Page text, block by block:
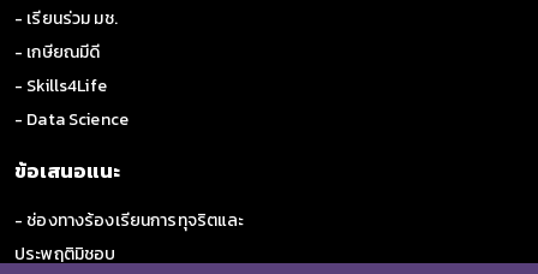
- เรียนร่วม มช.
- เกษียณมีดี
- Skills4Life
- Data Science
ข้อเสนอแนะ
- ช่องทางร้องเรียนการทุจริตและ
ประพฤติมิชอบ